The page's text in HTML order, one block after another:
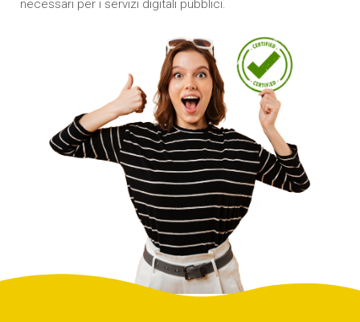
necessari per i servizi digitali pubblici.